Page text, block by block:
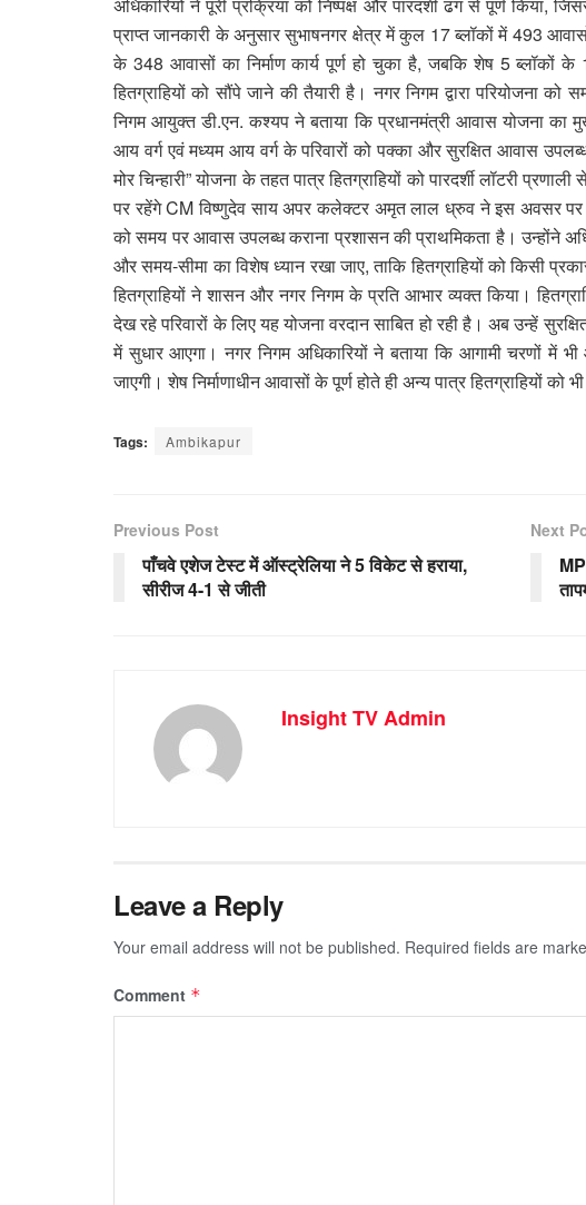
प्राप्त जानकारी के अनुसार सुभाषनगर क्षेत्र में कुल 17 ब्लॉकों में 493
के 348 आवासों का निर्माण कार्य पूर्ण हो चुका है, जबकि शेष 5 ब्लॉकों
हितग्राहियों को सौंपे जाने की तैयारी है। नगर निगम द्वारा परियोजना
निगम आयुक्त डी.एन. कश्यप ने बताया कि प्रधानमंत्री आवास योजना का
आय वर्ग एवं मध्यम आय वर्ग के परिवारों को पक्का और सुरक्षित आवास
मोर चिन्हारी” योजना के तहत पात्र हितग्राहियों को पारदर्शी लॉटरी
पर रहेंगे CM विष्णुदेव साय अपर कलेक्टर अमृत लाल ध्रुव ने इस अवसर पर
को समय पर आवास उपलब्ध कराना प्रशासन की प्राथमिकता है। उन्होंने
और समय-सीमा का विशेष ध्यान रखा जाए, ताकि हितग्राहियों को किसी
हितग्राहियों ने शासन और नगर निगम के प्रति आभार व्यक्त किया।
देख रहे परिवारों के लिए यह योजना वरदान साबित हो रही है। अब उन्हें
में सुधार आएगा। नगर निगम अधिकारियों ने बताया कि आगामी चरणों में
जाएगी। शेष निर्माणाधीन आवासों के पूर्ण होते ही अन्य पात्र हितग्राहियों को
Tags: Ambikapur
Previous Post
पाँचवे एशेज टेस्ट में ऑस्ट्रेलिया ने 5 विकेट से हराया,
सीरीज 4-1 से जीती
Next
Insight TV Admin
Leave a Reply
Your email address will not be published. Required fields are
Comment *